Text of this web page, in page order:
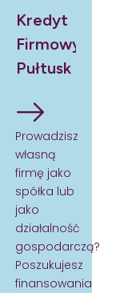
Kredyt
Firmowy
Pułtusk
Prowadzisz
własną
firmę jako
spółka lub
jako
działalność
gospodarczą?
Poszukujesz
finansowania